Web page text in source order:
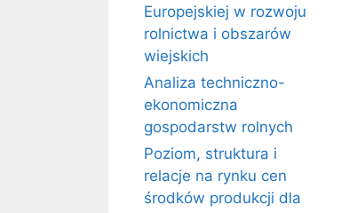
Europejskiej w rozwoju
rolnictwa i obszarów
wiejskich
Analiza techniczno-
ekonomiczna
gospodarstw rolnych
Poziom, struktura i
relacje na rynku cen
środków produkcji dla